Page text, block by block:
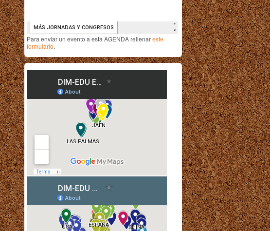
Para enviar un evento a esta AGENDA rellenareste
formulario.